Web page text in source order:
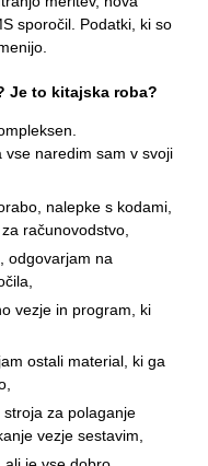
sporočil. Podatki, ki so
Je to kitajska roba?
vse naredim sam v svoji
nalepke s kodami,
računovodstvo,
odgovarjam na
vezje in program, ki
ostali material, ki ga
za polaganje
vezje sestavim,